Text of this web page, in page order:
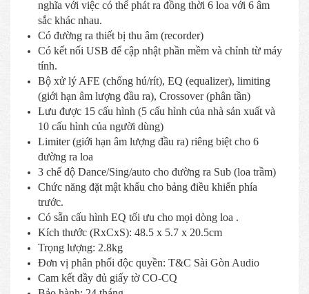
nghĩa với việc có thể phát ra đồng thời 6 loa với 6 âm
sắc khác nhau.
Có đường ra thiết bị thu âm (recorder)
Có kết nối USB để cập nhật phần mềm và chỉnh từ máy
tính.
Bộ xử lý AFE (chống hú/rít), EQ (equalizer), limiting
(giới hạn âm lượng đầu ra), Crossover (phân tần)
Lưu được 15 cấu hình (5 cấu hình của nhà sản xuất và
10 cấu hình của người dùng)
Limiter (giới hạn âm lượng đầu ra) riêng biệt cho 6
đường ra loa
3 chế độ Dance/Sing/auto cho đường ra Sub (loa trầm)
Chức năng đặt mật khẩu cho bảng điều khiển phía
trước.
Có sẵn cấu hình EQ tối ưu cho mọi dòng loa .
Kích thước (RxCxS): 48.5 x 5.7 x 20.5cm
Trọng lượng: 2.8kg
Đơn vị phân phối độc quyền: T&C Sài Gòn Audio
Cam kết đầy đủ giấy tờ CO-CQ